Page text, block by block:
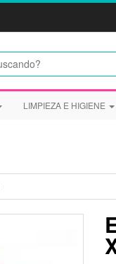
LIMPIEZA E HIGIENE